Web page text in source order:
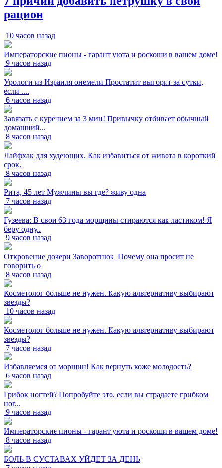
рацион
10 часов назад
Императорские пионы - гарант уюта и роскоши в вашем доме!
9 часов назад
Урологи из Израиля онемели Простатит выгорит за сутки,
если ....
6 часов назад
Завязать с курением за 3 мин! Привычку отбивает обычный
домашний...
8 часов назад
Лайфхак для худеющих. Как избавиться от живота в короткий
срок.
8 часов назад
Рита, 45 лет Мужчины вы где? живу одна
7 часов назад
Гузеева: В свои 63 года морщины стираются как ластиком! Я
беру одну..
9 часов назад
Откровение дочери Заворотнюк_Почему она просит не
говорить о
8 часов назад
Косметолог больше не нужен. Какую альтернативу выбирают
звезды?
10 часов назад
Косметолог больше не нужен. Какую альтернативу выбирают
звезды?
7 часов назад
Избавляемся от морщин! Как вернуть коже молодость?
6 часов назад
Грибок ногтей? Попробуйте это, если вы страдаете грибком
ног...
9 часов назад
Императорские пионы - гарант уюта и роскоши в вашем доме!
8 часов назад
БОЛЬ В СУСТАВАХ УЙДЕТ ЗА ДЕНЬ